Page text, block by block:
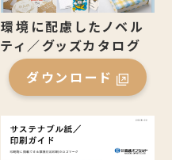
環境に配慮したノベル
ティ／グッズカタログ
ダウンロード